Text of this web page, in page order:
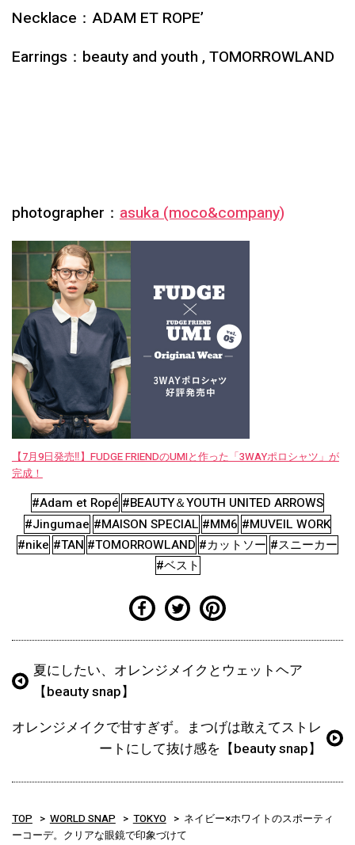
Necklace：ADAM ET ROPE’
Earrings：beauty and youth , TOMORROWLAND
photographer： asuka (moco&company)
【7月9日発売‼︎】FUDGE FRIENDのUMIと作った「3WAYポロシャツ」が
完成！
#Adam et Ropé #BEAUTY＆YOUTH UNITED ARROWS
#Jingumae #MAISON SPECIAL #MM6 #MUVEIL WORK
#nike #TAN #TOMORROWLAND #カットソー #スニーカー
#ベスト
夏にしたい、オレンジメイクとウェットヘア
【beauty snap】
オレンジメイクで甘すぎず。まつげは敢えてストレ
ートにして抜け感を【beauty snap】
TOP WORLD SNAP TOKYO
ネイビー×ホワイトのスポーティ
ーコーデ。クリアな眼鏡で印象づけて